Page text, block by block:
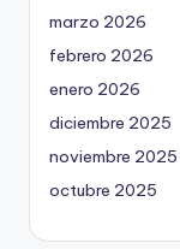
marzo 2026
febrero 2026
enero 2026
diciembre 2025
noviembre 2025
octubre 2025